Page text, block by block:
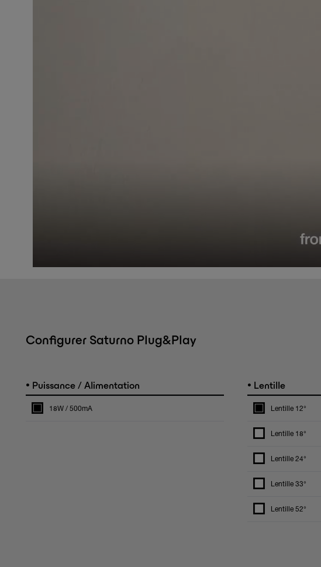
Configurer Saturno Plug&Play
• Puissance / Alimentation
18W / 500mA
• Lentille
Lentille 12°
Lentille 18°
Lentille 24°
Lentille 33°
Lentille 52°